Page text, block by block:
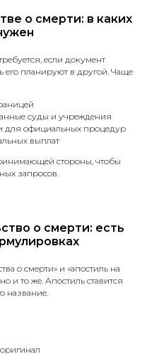
о смерти: в каких
если документ
его планируют в другой. Чаще
суды и учреждения
для официальных процедур
выплат
стороны, чтобы
запросов.
о смерти: есть
о смерти» и «апостиль на
и то же. Апостиль ставится
название.